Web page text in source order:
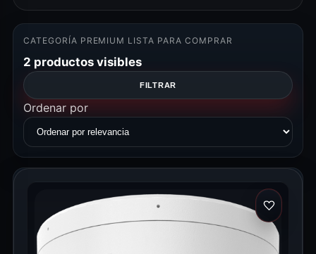
CATEGORÍA PREMIUM LISTA PARA COMPRAR
2 productos visibles
FILTRAR
Ordenar por